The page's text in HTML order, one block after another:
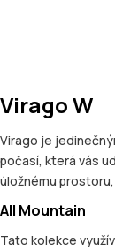
Virago W
Virago je
počasí, která vás
úložnému
All Mountain
Tato kolekce